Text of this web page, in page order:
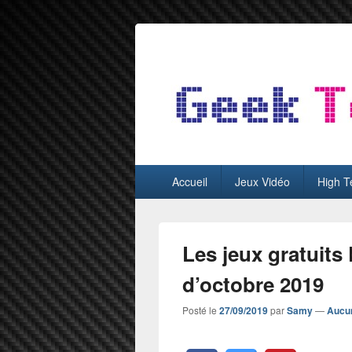
GeekTest
principalAccueil Jeux Vidéo High
Les jeux gratuits
d’octobre 2019
Posté le 27/09/2019parSamy—